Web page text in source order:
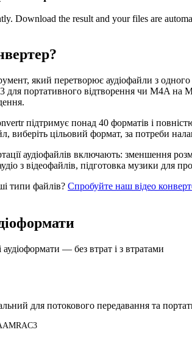
Download the result and your files are
який перетворює аудіофайли з
портативного відтворення чи M4A на
підтримує понад 40 форматів і
виберіть цільовий формат, за потреби
аудіофайлів включають: зменшення
з відеофайлів, підготовка музики для
типи файлів? Спробуйте наш відео
— без втрат і з втратами
для потокового передавання та
AMRAC3